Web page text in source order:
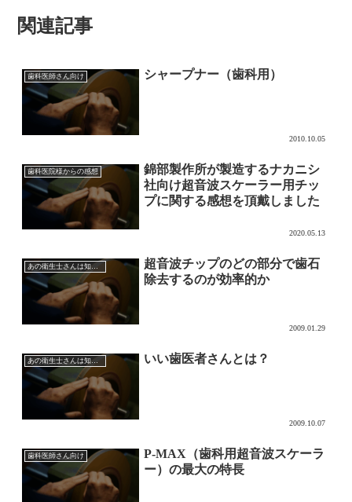
関連記事
歯科医師さん向け シャープナー（歯科用）
2010.10.05
歯科医院様からの感想
錦部製作所が製造するナカニシ
社向け超音波スケーラー用チッ
プに関する感想を頂戴しました
2020.05.13
あの衛生士さんは知っている超音波チップの効果的な使い方
超音波チップのどの部分で歯石
除去するのが効率的か
2009.01.29
あの衛生士さんは知っている超音波チップの効果的な使い方 いい歯医者さんとは？
2009.10.07
歯科医師さん向け
P-MAX（歯科用超音波スケーラ
ー）の最大の特長